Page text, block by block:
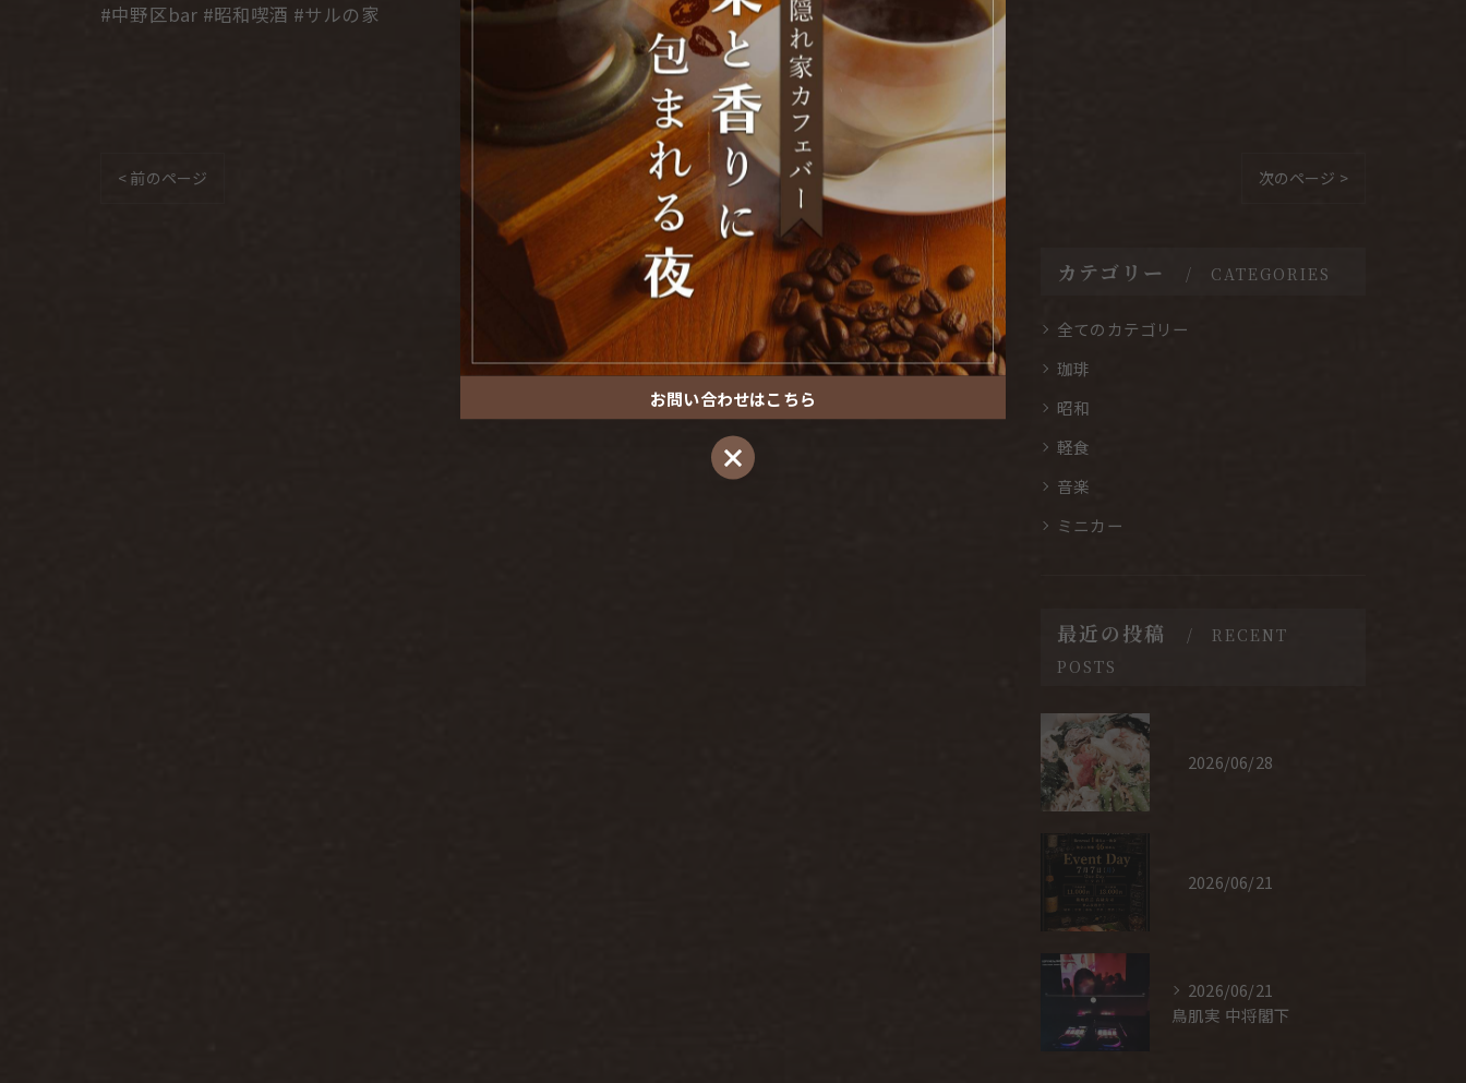
#中野区bar #昭和喫酒 #サルの家
< 前のページ 一覧に戻る 次のページ >
カテゴリー CATEGORIES
全てのカテゴリー
珈琲
昭和
軽食
音楽
ミニカー
最近の投稿
RECENT
POSTS
2026/06/28
2026/06/21
2026/06/21
鳥肌実 中将閣下
お問い合わせはこちら
お問い合わせはこちら